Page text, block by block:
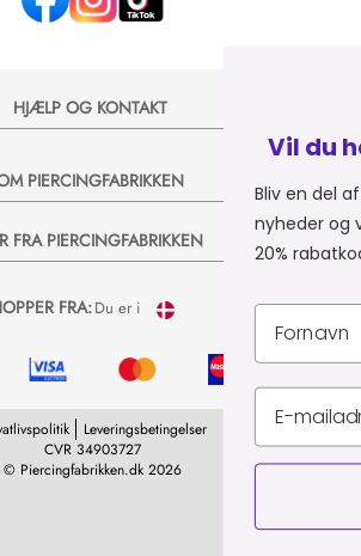
HJÆLP OG KONTAKT
PIERCINGFABRIKKEN
FRA PIERCINGFABRIKKEN
FRA:Du er i
© Piercingfabrikken.dk 2026
CVR 34903727
Leveringsbetingelser
Vil du have 20% på dit
Bliv en del af Piercingfabrikkens
nyheder og vilde tilbud på e-mail,
20% rabatkode til dit næste køb 💞